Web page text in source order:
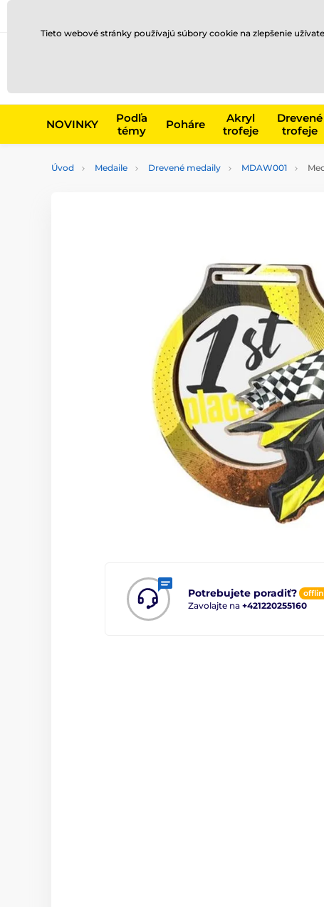
NOVINKY
Podľa
témy
Poháre
Akryl
trofeje
Drevené
trofeje
Úvod Medaile Drevené medaily MDAW001
Potrebujete poradiť?
Zavolajte na +421220255160
Tieto webové stránky používajú súbory cookie na zlepšenie